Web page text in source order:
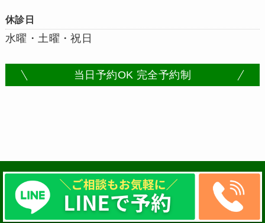
休診日
水曜・土曜・祝日
当日予約OK 完全予約制